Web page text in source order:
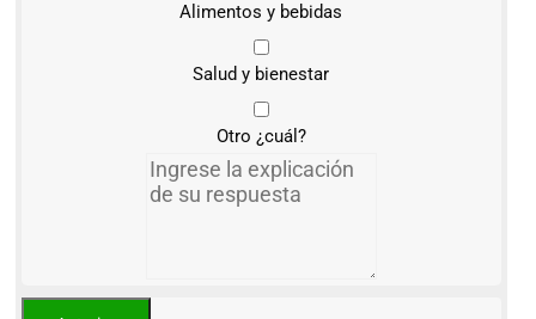
Alimentos y bebidas
Salud y bienestar
Otro ¿cuál?